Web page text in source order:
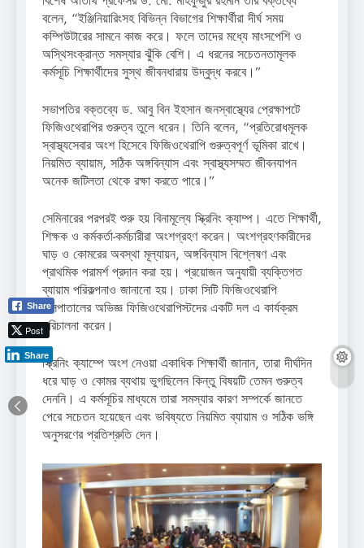
বলেন, “ইঞ্জিনিয়ারিংসহ বিভিন্ন বিভাগের শিক্ষার্থীরা দীর্ঘ সময়
কম্পিউটারের সামনে কাজ করে। ফলে তাদের মধ্যে মাংসপেশি ও
অস্থিসংক্রান্ত সমস্যার ঝুঁকি বেশি। এ ধরনের সচেতনতামূলক
কর্মসূচি শিক্ষার্থীদের সুস্থ জীবনধারায় উদ্বুদ্ধ করবে।”
সভাপতির বক্তব্যে ড. আবু বিন ইহসান জনস্বাস্থ্যের প্রেক্ষাপটে
ফিজিওথেরাপির গুরুত্ব তুলে ধরেন। তিনি বলেন, “প্রতিরোধমূলক
স্বাস্থ্যসেবার অংশ হিসেবে ফিজিওথেরাপি গুরুত্বপূর্ণ ভূমিকা রাখে।
নিয়মিত ব্যায়াম, সঠিক অঙ্গবিন্যাস এবং স্বাস্থ্যসম্মত জীবনযাপন
অনেক জটিলতা থেকে রক্ষা করতে পারে।”
সেমিনারের পরপরই শুরু হয় বিনামূল্যে স্ক্রিনিং ক্যাম্প। এতে শিক্ষার্থী,
শিক্ষক ও কর্মকর্তা-কর্মচারীরা অংশগ্রহণ করেন। অংশগ্রহণকারীদের
ঘাড় ও কোমরের অবস্থা মূল্যায়ন, অঙ্গবিন্যাস বিশ্লেষণ এবং
প্রাথমিক পরামর্শ প্রদান করা হয়। প্রয়োজন অনুযায়ী ব্যক্তিগত
ব্যায়াম পরিকল্পনাও জানানো হয়। ঢাকা সিটি ফিজিওথেরাপি
হাসপাতালের অভিজ্ঞ ফিজিওথেরাপিস্টদের একটি দল এ কার্যক্রম
পরিচালনা করেন।
স্ক্রিনিং ক্যাম্পে অংশ নেওয়া একাধিক শিক্ষার্থী জানান, তারা দীর্ঘদিন
ধরে ঘাড় ও কোমর ব্যথায় ভুগছিলেন কিন্তু বিষয়টি তেমন গুরুত্ব
দেননি। এ কর্মসূচির মাধ্যমে তারা সমস্যার কারণ সম্পর্কে জানতে
পেরে সচেতন হয়েছেন এবং ভবিষ্যতে নিয়মিত ব্যায়াম ও সঠিক ভঙ্গি
অনুসরণের প্রতিশ্রুতি দেন।
Share
Post
Share